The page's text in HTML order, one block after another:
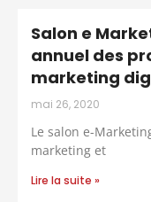
Salon e
annuel des
marketing
mai 26, 2020
Le salon e-
marketing et
Lire la suite »